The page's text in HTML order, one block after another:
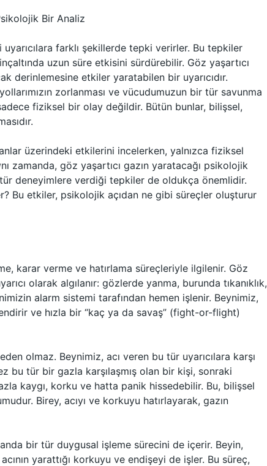
Bir Analiz
farklı şekillerde tepki verirler. Bu tepkiler
uzun süre etkisini sürdürebilir. Göz yaşartıcı
derinlemesine etkiler yaratabilen bir uyarıcıdır.
zorlanması ve vücudumuzun bir tür savunma
fiziksel bir olay değildir. Bütün bunlar, bilişsel,
üzerindeki etkilerini incelerken, yalnızca fiziksel
zamanda, göz yaşartıcı gazın yaratacağı psikolojik
deneyimlere verdiği tepkiler de oldukça önemlidir.
Bu etkiler, psikolojik açıdan ne gibi süreçler oluşturur
karar verme ve hatırlama süreçleriyle ilgilenir. Göz
olarak algılanır: gözlerde yanma, burunda tıkanıklık,
alarm sistemi tarafından hemen işlenir. Beynimiz,
ve hızla bir “kaç ya da savaş” (fight-or-flight)
olmaz. Beynimiz, acı veren bu tür uyarıcılara karşı
bu tür bir gazla karşılaşmış olan bir kişi, sonraki
kaygı, korku ve hatta panik hissedebilir. Bu, bilişsel
Birey, acıyı ve korkuyu hatırlayarak, gazın
bir tür duygusal işleme sürecini de içerir. Beyin,
yarattığı korkuyu ve endişeyi de işler. Bu süreç,